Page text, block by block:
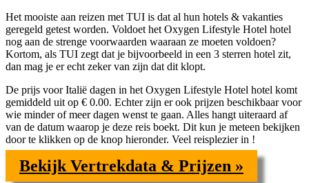
Het mooiste aan reizen met TUI is dat al hun hotels & vakanties
geregeld getest worden. Voldoet het Oxygen Lifestyle Hotel hotel
nog aan de strenge voorwaarden waaraan ze moeten voldoen?
Kortom, als TUI zegt dat je bijvoorbeeld in een 3 sterren hotel zit,
dan mag je er echt zeker van zijn dat dit klopt.
De prijs voorItalië dagen in het Oxygen Lifestyle Hotel hotel komt
gemiddeld uit op € 0.00. Echter zijn er ook prijzen beschikbaar voor
wie minder of meer dagen wenst te gaan. Alles hangt uiteraard af
van de datum waarop je deze reis boekt. Dit kun je meteen bekijken
door te klikken op de knop hieronder. Veel reisplezier in !
Bekijk Vertrekdata & Prijzen »